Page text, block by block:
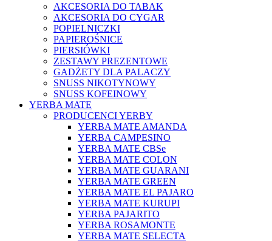
AKCESORIA DO TABAK
AKCESORIA DO CYGAR
POPIELNICZKI
PAPIEROŚNICE
PIERSIÓWKI
ZESTAWY PREZENTOWE
GADŻETY DLA PALACZY
SNUSS NIKOTYNOWY
SNUSS KOFEINOWY
YERBA MATE
PRODUCENCI YERBY
YERBA MATE AMANDA
YERBA CAMPESINO
YERBA MATE CBSe
YERBA MATE COLON
YERBA MATE GUARANI
YERBA MATE GREEN
YERBA MATE EL PAJARO
YERBA MATE KURUPI
YERBA PAJARITO
YERBA ROSAMONTE
YERBA MATE SELECTA